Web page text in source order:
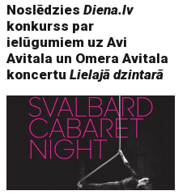
NoslēdziesDiena.lv
konkurss par
ielūgumiem uz Avi
Avitala un Omera Avitala
koncertuLielajā dzintarā